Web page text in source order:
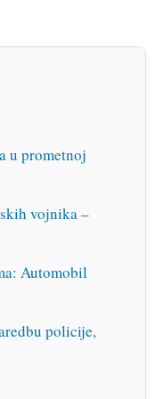
u prometnoj
vojnika –
Automobil
policije,